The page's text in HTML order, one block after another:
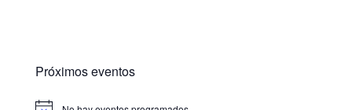
Próximos eventos